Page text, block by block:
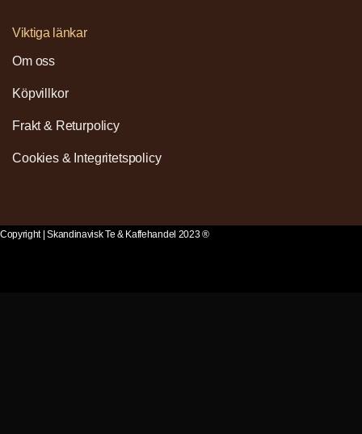
Viktiga länkar
Om oss
Köpvillkor
Frakt & Returpolicy
Cookies & Integritetspolicy
Copyright | Skandinavisk Te & Kaffehandel 2023 ®